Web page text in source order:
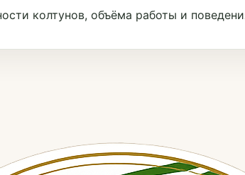
колтунов, объёма работы и